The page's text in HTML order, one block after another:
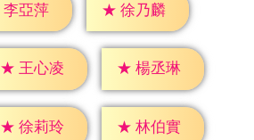
李亞萍 ★ 徐乃麟
★ 王心凌 ★ 楊丞琳
★ 徐莉玲 ★ 林伯實